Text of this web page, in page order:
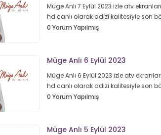
Müge Anlı 7 Eylül 2023 izle atv
hd canlı olarak ddizi kalitesiyle son
0 Yorum Yapılmış
Müge Anlı 6 Eylül 2023
Müge Anlı 6 Eylül 2023 izle atv
hd canlı olarak ddizi kalitesiyle son
0 Yorum Yapılmış
Müge Anlı 5 Eylül 2023